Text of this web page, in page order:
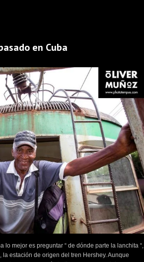
en Cuba
lo mejor es preguntar “ de dónde parte la lanchita “,
estación de origen del tren Hershey. Aunque